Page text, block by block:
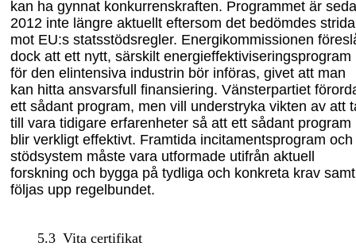
kan ha gynnat konkurrenskraften. Programmet är
2012 inte längre aktuellt eftersom det bedömdes strida
mot EU:s statsstödsregler. Energikommissionen
dock att ett nytt, särskilt energieffektiviseringsprogram
för den elintensiva industrin bör införas, givet att man
kan hitta ansvarsfull finansiering. Vänsterpartiet
ett sådant program, men vill understryka vikten av att
till vara tidigare erfarenheter så att ett sådant program
blir verkligt effektivt. Framtida incitamentsprogram och
stödsystem måste vara utformade utifrån aktuell
forskning och bygga på tydliga och konkreta krav samt
följas upp regelbundet.
5.3 Vita certifikat